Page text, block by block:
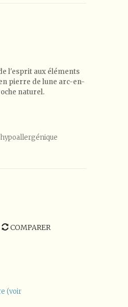
l'esprit aux éléments
pierre de lune arc-en-
naturel.
COMPARER
(voir